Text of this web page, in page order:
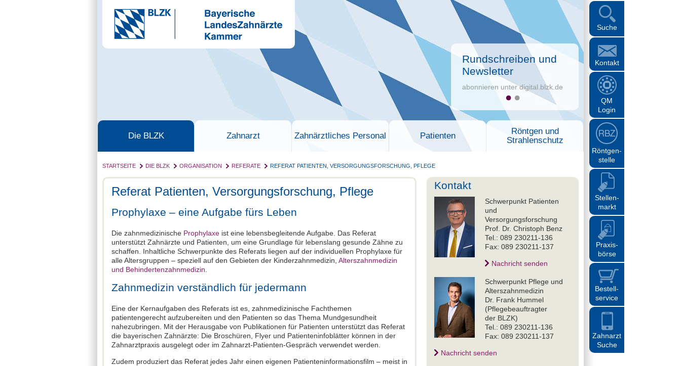
Suche
Kontakt
QM
Login
Röntgen-
stelle
Stellen-
markt
Praxis-
börse
Bestell-
service
Zahnarzt
Suche
Rundschreiben und
Newsletter
abonnieren unter digital.blzk.de
Die BLZK Zahnarzt Zahnärztliches Personal Patienten
Röntgen und
Strahlenschutz
STARTSEITE DIE BLZK ORGANISATION REFERATE REFERAT PATIENTEN, VERSORGUNGSFORSCHUNG, PFLEGE
Referat Patienten, Versorgungsforschung, Pflege
Prophylaxe – eine Aufgabe fürs Leben
Die zahnmedizinische Prophylaxe ist eine lebensbegleitende Aufgabe. Das Referat
unterstützt Zahnärzte und Patienten, um eine Grundlage für lebenslang gesunde Zähne zu
schaffen. Inhaltliche Schwerpunkte des Referats liegen auf der individuellen Prophylaxe für
alle Altersgruppen – speziell auf den Gebieten der Kinderzahnmedizin, Alterszahnmedizin
und Behindertenzahnmedizin
Zahnmedizin verständlich für jedermann
Eine der Kernaufgaben des Referats ist es, zahnmedizinische Fachthemen
patientengerecht aufzubereiten und den Patienten so das Thema Mundgesundheit
nahezubringen. Mit der Herausgabe von Publikationen für Patienten unterstützt das Referat
die bayerischen Zahnärzte: Die Broschüren, Flyer und Patienteninfoblätter können in der
Zahnarztpraxis ausgelegt oder im Zahnarzt-Patienten-Gespräch verwendet werden.
Zudem produziert das Referat jedes Jahr einen eigenen Patienteninformationsfilm – meist in
Kontakt
Schwerpunkt Patienten
und
Versorgungsforschung
Prof. Dr. Christoph Benz
Tel.: 089 230211-136
Fax: 089 230211-137
Nachricht senden
Schwerpunkt Pflege und
Alterszahnmedizin
Dr. Frank Hummel
(Pflegebeauftragter
der BLZK)
Tel.: 089 230211-136
Fax: 089 230211-137
Nachricht senden